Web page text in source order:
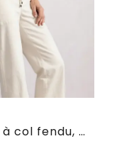
Chemisier à col fendu, manches raglan et imprimé